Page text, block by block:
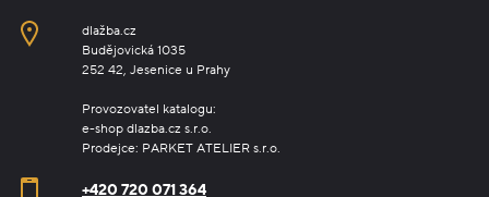
dlažba.cz
Budějovická 1035
252 42, Jesenice u Prahy
Provozovatel katalogu:
e-shop dlazba.cz s.r.o.
Prodejce: PARKET ATELIER s.r.o.
+420 720 071 364